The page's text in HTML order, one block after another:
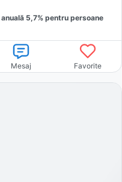
anuală 5,7% pentru persoane
Mesaj Favorite